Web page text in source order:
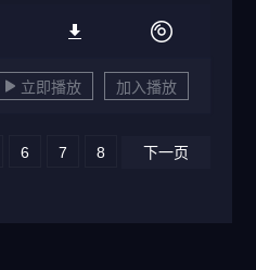
立即播放 加入播放
6 7 8 下一页